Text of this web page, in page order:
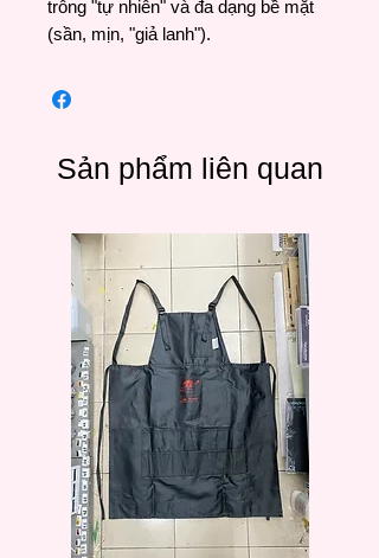
trông "tự nhiên" và đa dạng bề mặt
(sần, mịn, "giả lanh").
Sản phẩm liên quan